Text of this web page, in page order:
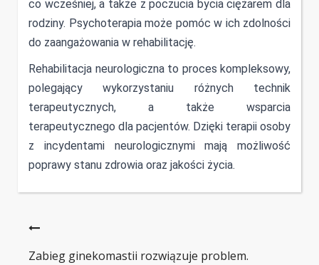
co wcześniej, a także z poczucia bycia ciężarem dla
rodziny. Psychoterapia może pomóc w ich zdolności
do zaangażowania w rehabilitację.
Rehabilitacja neurologiczna to proces kompleksowy,
polegający wykorzystaniu różnych technik
terapeutycznych, a także wsparcia
terapeutycznego dla pacjentów. Dzięki terapii osoby
z incydentami neurologicznymi mają możliwość
poprawy stanu zdrowia oraz jakości życia.
Zabieg ginekomastii rozwiązuje problem.